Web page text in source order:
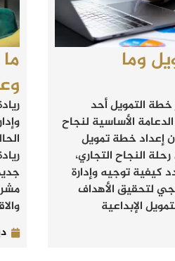
وما
خطة التمويل أحد
الأساسية لنجاح
إعداد خطة تمويل
النجاح التجاري،
كيفية توجيه وإدارة
لتحقيق الأهداف
الإبداعية